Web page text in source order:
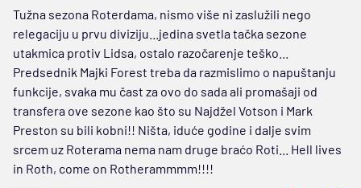
Tužna sezona Roterdama, nismo više ni zaslužili nego
relegaciju u prvu diviziju...jedina svetla tačka sezone
utakmica protiv Lidsa, ostalo razočarenje teško...
Predsednik Majki Forest treba da razmislimo o napuštanju
funkcije, svaka mu čast za ovo do sada ali promašaji od
transfera ove sezone kao što su Najdžel Votson i Mark
Preston su bili kobni!! Ništa, iduće godine i dalje svim
srcem uz Roterama nema nam druge braćo Roti... Hell lives
in Roth, come on Rotherammmm!!!!